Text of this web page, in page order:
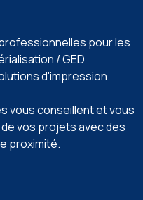
pour les
/ GED
d'impression️.
vous conseillent et vous
vos projets avec des
proximité.